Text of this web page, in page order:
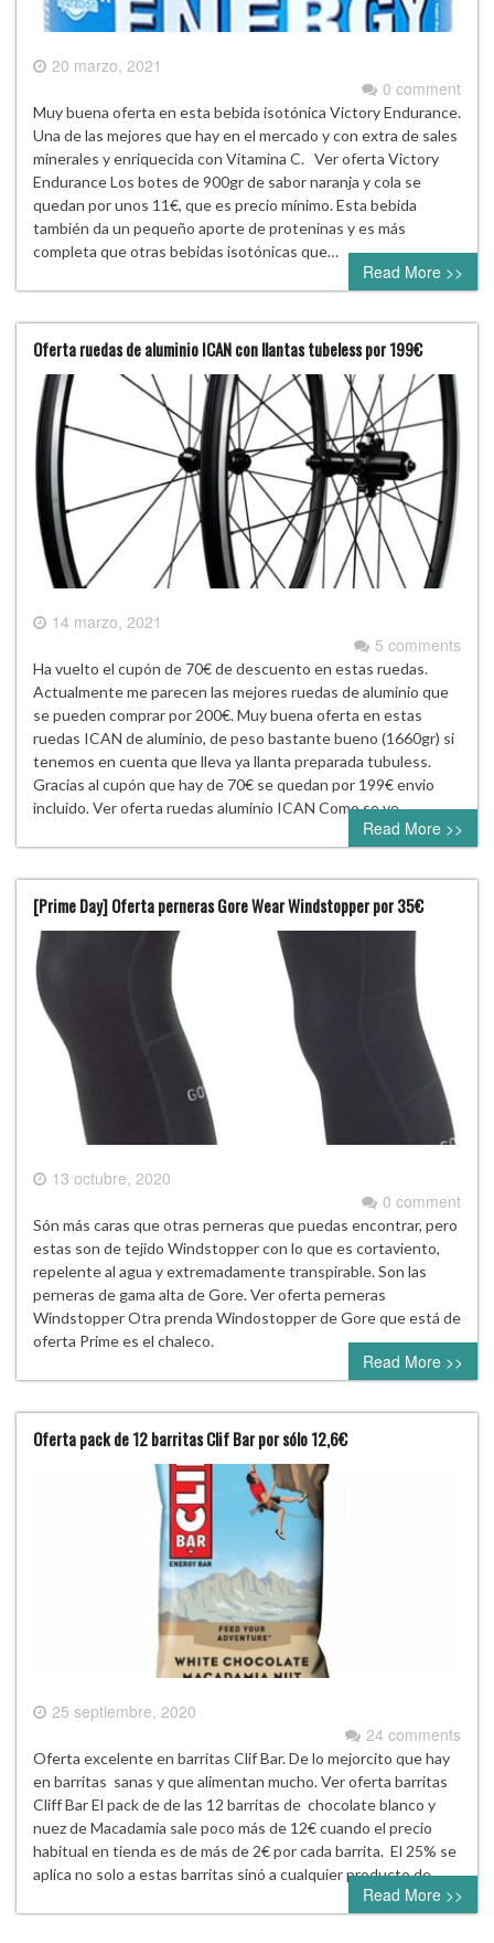
20 marzo, 2021
0 comment
Muy buena oferta en esta bebida isotónica Victory Endurance.
Una de las mejores que hay en el mercado y con extra de sales
minerales y enriquecida con Vitamina C. Ver oferta Victory
Endurance Los botes de 900gr de sabor naranja y cola se
quedan por unos 11€, que es precio mínimo. Esta bebida
también da un pequeño aporte de proteninas y es más
completa que otras bebidas isotónicas que…
Read More >>
Oferta ruedas de aluminio ICAN con llantas tubeless por 199€
14 marzo, 2021
5 comments
Ha vuelto el cupón de 70€ de descuento en estas ruedas.
Actualmente me parecen las mejores ruedas de aluminio que
se pueden comprar por 200€. Muy buena oferta en estas
ruedas ICAN de aluminio, de peso bastante bueno (1660gr) si
tenemos en cuenta que lleva ya llanta preparada tubuless.
Gracias al cupón que hay de 70€ se quedan por 199€ envio
incluido. Ver oferta ruedas aluminio ICAN Como se ve…
Read More >>
[Prime Day] Oferta perneras Gore Wear Windstopper por 35€
13 octubre, 2020
0 comment
Són más caras que otras perneras que puedas encontrar, pero
estas son de tejido Windstopper con lo que es cortaviento,
repelente al agua y extremadamente transpirable. Son las
perneras de gama alta de Gore. Ver oferta perneras
Windstopper Otra prenda Windostopper de Gore que está de
oferta Prime es el chaleco.
Read More >>
Oferta pack de 12 barritas Clif Bar por sólo 12,6€
25 septiembre, 2020
24 comments
Oferta excelente en barritas Clif Bar. De lo mejorcito que hay
en barritas sanas y que alimentan mucho. Ver oferta barritas
Cliff Bar El pack de de las 12 barritas de chocolate blanco y
nuez de Macadamia sale poco más de 12€ cuando el precio
habitual en tienda es de más de 2€ por cada barrita. El 25% se
aplica no solo a estas barritas sinó a cualquier producto de…
Read More >>